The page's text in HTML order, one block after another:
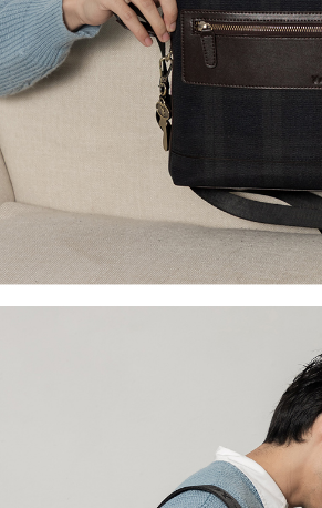
時審查核予不同之上限額度；若仍有額度不足之
請求用戶進行身份認證。
５．嚴禁一人註冊多個帳號或使用他人資訊註冊
恩沛科技股份有限公司將有權停止該用戶之使用額
宅配_離島
每筆NT$100